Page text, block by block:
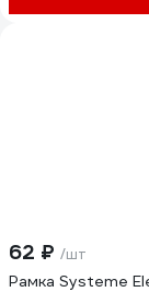
62 ₽ /шт
Рамка Systeme